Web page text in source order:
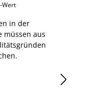
Wert
in der
müssen aus